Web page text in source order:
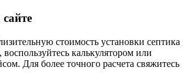
стоимость установки септика
воспользуйтесь калькулятором или
Для более точного расчета свяжитесь